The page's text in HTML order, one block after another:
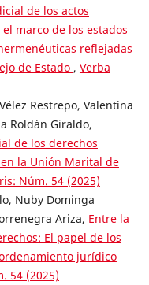
de los actos
marco de los estados
reflejadas
de Estado , Verba
Restrepo, Valentina
Roldán Giraldo,
de los derechos
la Unión Marital de
Núm. 54 (2025)
Nuby Dominga
Ariza, Entre la
El papel de los
jurídico
54 (2025)